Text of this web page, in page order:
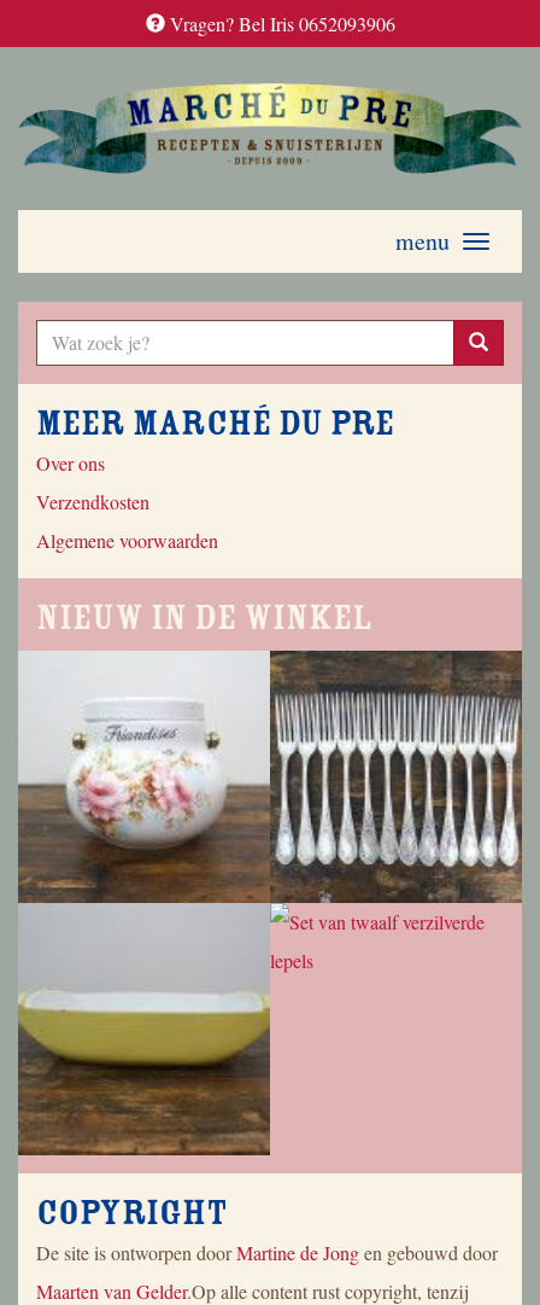
Vragen? Bel Iris 0652093906
Toggle
menu
Meer Marché du Pre
Over ons
Verzendkosten
Algemene voorwaarden
Nieuw in de winkel
Copyright
De site is ontworpen doorMartine de Jongen gebouwd door
Maarten van Gelder.Op alle content rust copyright, tenzij